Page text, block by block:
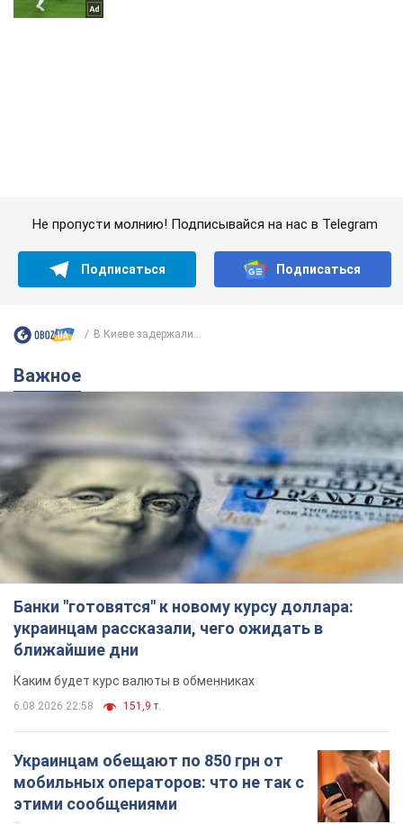
Банки "готовятся" к новому курсу доллара:
украинцам рассказали, чего ожидать в
ближайшие дни
Каким будет курс валюты в обменниках
6.08.2026 22:58 151,9 т.
Украинцам обещают по 850 грн от
мобильных операторов: что не так с
этими сообщениями
Как не попасть в ловушку мошенников
6.08.2026 21:02 16,6 т.
Самый дорогой футболист
"Динамо" забил "Карабаху" уже на
10-й минуте матча. Видео
Поединок проходит в Польше